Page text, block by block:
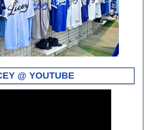
@ YOUTUBE